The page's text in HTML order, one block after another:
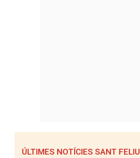
ÚLTIMES NOTÍCIES SANT FELIU